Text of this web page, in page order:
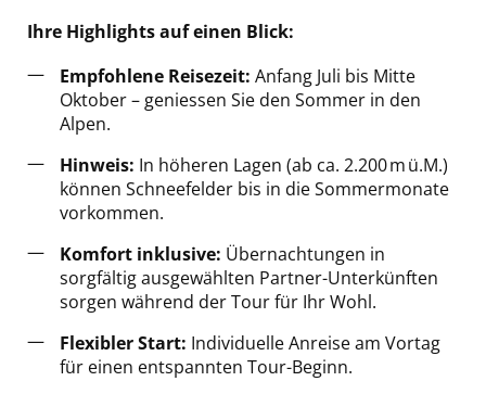
Ihre Highlights auf einen Blick:
Empfohlene Reisezeit: Anfang Juli bis Mitte
Oktober – geniessen Sie den Sommer in den
Alpen.
Hinweis: In höheren Lagen (ab ca. 2.200 m ü.M.)
können Schneefelder bis in die Sommermonate
vorkommen.
Komfort inklusive: Übernachtungen in
sorgfältig ausgewählten Partner-Unterkünften
sorgen während der Tour für Ihr Wohl.
Flexibler Start: IndividuelleAnreise am Vortag
für einen entspannten Tour-Beginn.